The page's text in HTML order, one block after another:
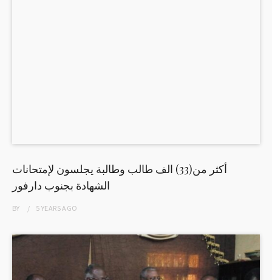
أكثر من(33) الف طالب وطالبة يجلسون لإمتحانات
الشهادة بجنوب دارفور
BY 5 YEARSAGO